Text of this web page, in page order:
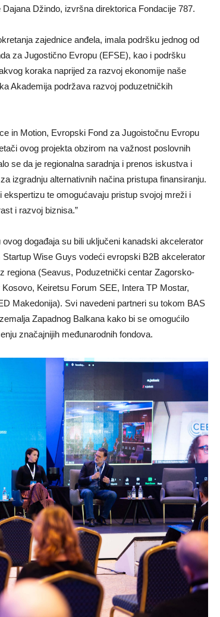
Džindo, izvršna direktorica Fondacije 787.
zajednice anđela, imala podršku jednog od
za Jugostično Evropu (EFSE), kao i podršku
koraka naprijed za razvoj ekonomije naše
Akademija podržava razvoj poduzetničkih
in Motion, Evropski Fond za Jugoistočnu Evropu
ovog projekta obzirom na važnost poslovnih
se da je regionalna saradnja i prenos iskustva i
izgradnju alternativnih načina pristupa finansiranju.
te omogućavaju pristup svojoj mreži i
i razvoj biznisa.”
događaja su bili uključeni kanadski akcelerator
Wise Guys vodeći evropski B2B akcelerator
regiona (Seavus, Poduzetnički centar Zagorsko-
Keiretsu Forum SEE, Intera TP Mostar,
Makedonija). Svi navedeni partneri su tokom BAS
Zapadnog Balkana kako bi se omogućilo
značajnijih međunarodnih fondova.